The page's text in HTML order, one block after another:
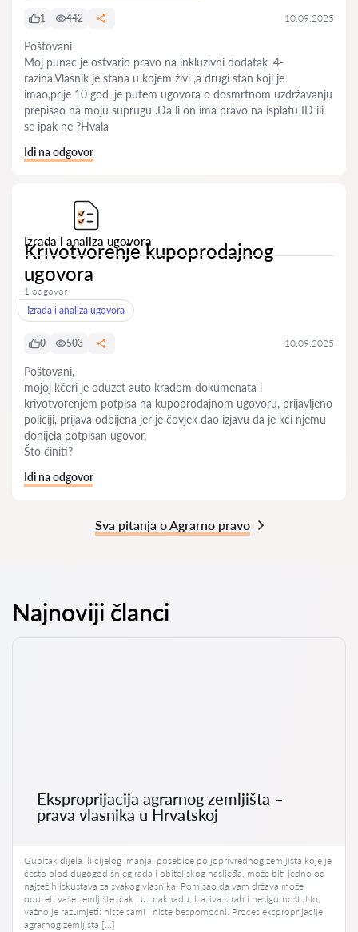
1 442 10.09.2025
Poštovani
Moj punac je ostvario pravo na inkluzivni dodatak ,4-
razina.Vlasnik je stana u kojem živi ,a drugi stan koji je
imao,prije 10 god .je putem ugovora o dosmrtnom uzdržavanju
prepisao na moju suprugu .Da li on ima pravo na isplatu ID ili
se ipak ne ?Hvala
Idi na odgovor
Izrada i analiza ugovora
Krivotvorenje kupoprodajnog
ugovora
1 odgovor
Izrada i analiza ugovora
0 503 10.09.2025
Poštovani,
mojoj kćeri je oduzet auto krađom dokumenata i
krivotvorenjem potpisa na kupoprodajnom ugovoru, prijavljeno
policiji, prijava odbijena jer je čovjek dao izjavu da je kći njemu
donijela potpisan ugovor.
Što činiti?
Idi na odgovor
Sva pitanja o Agrarno pravo
Najnoviji članci
Eksproprijacija agrarnog zemljišta –
prava vlasnika u Hrvatskoj
Gubitak dijela ili cijelog imanja, posebice poljoprivrednog zemljišta koje je
često plod dugogodišnjeg rada i obiteljskog nasljeđa, može biti jedno od
najtežih iskustava za svakog vlasnika. Pomisao da vam država može
oduzeti vaše zemljište, čak i uz naknadu, izaziva strah i nesigurnost. No,
važno je razumjeti: niste sami i niste bespomoćni. Proces eksproprijacije
agrarnog zemljišta […]